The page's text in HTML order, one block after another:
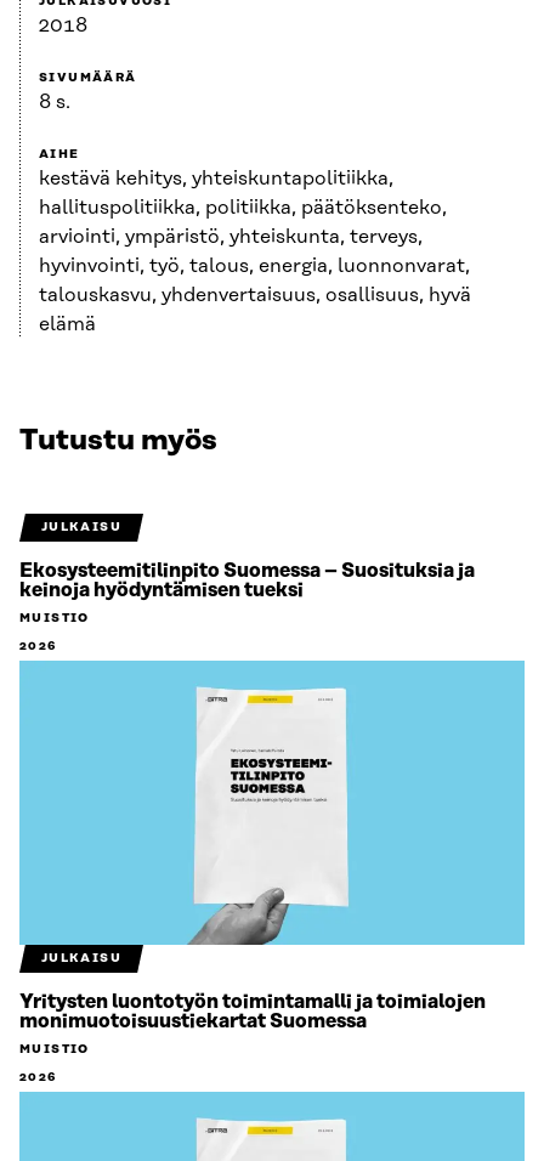
2018
SIVUMÄÄRÄ
8 s.
AIHE
kestävä kehitys, yhteiskuntapolitiikka,
hallituspolitiikka, politiikka, päätöksenteko,
arviointi, ympäristö, yhteiskunta, terveys,
hyvinvointi, työ, talous, energia, luonnonvarat,
talouskasvu, yhdenvertaisuus, osallisuus, hyvä
elämä
Tutustu myös
JULKAISU
Ekosysteemitilinpito Suomessa – Suosituksia ja
keinoja hyödyntämisen tueksi
MUISTIO
2026
JULKAISU
Yritysten luontotyön toimintamalli ja toimialojen
monimuotoisuustiekartat Suomessa
MUISTIO
2026